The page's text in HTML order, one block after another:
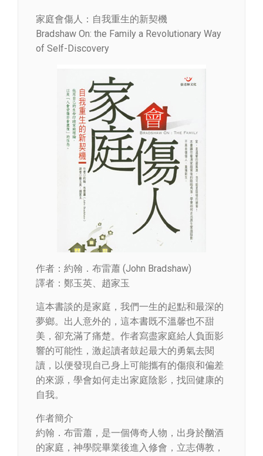
家庭會傷人：自我重生的新契機
Bradshaw On: the Family a Revolutionary Way
of Self-Discovery
作者：約翰．布雷蕭 (John Bradshaw)
譯者：鄭玉英、趙家玉
這本書談的是家庭，我們一生的起點和最深的
夢鄉。出人意外的，這本書既不溫馨也不甜
美，卻充滿了痛楚。作者寫盡家庭給人負面影
響的可能性，激起讀者鼓起最大的勇氣去閱
讀，以便發現自己身上可能攜有的傷痕和偏差
的來源，學會如何走出家庭陰影，找回健康的
自我。
作者簡介
約翰．布雷蕭，是一個傳奇人物，出身於酗酒
的家庭，神學院畢業後進入修會，立志傳教，